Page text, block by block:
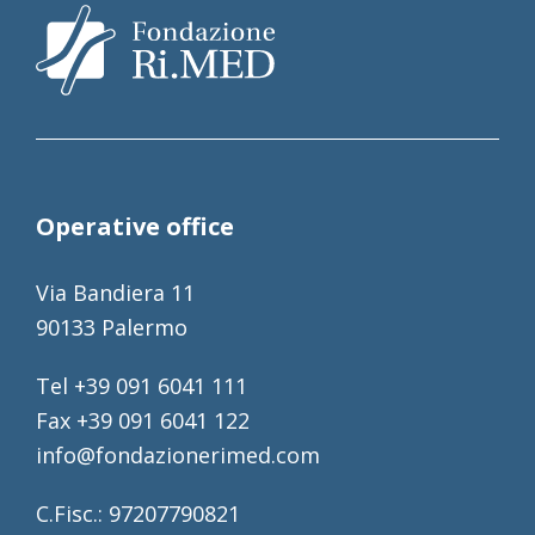
Operative office
Via Bandiera 11
90133 Palermo
Tel +39 091 6041 111
Fax +39 091 6041 122
info@fondazionerimed.com
C.Fisc.: 97207790821